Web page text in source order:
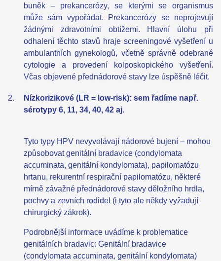
buněk – prekancerózy, se kterými se organismus
může sám vypořádat. Prekancerózy se neprojevují
žádnými zdravotními obtížemi. Hlavní úlohu při
odhalení těchto stavů hraje screeningové vyšetření u
ambulantních gynekologů, včetně správně odebrané
cytologie a provedení kolposkopického vyšetření.
Včas objevené přednádorové stavy lze úspěšně léčit.
Nízkorizikové (LR = low-risk): sem řadíme např.
sérotypy 6, 11, 34, 40, 42 aj.
Tyto typy HPV nevyvolávají nádorové bujení – mohou
způsobovat genitální bradavice (condylomata
accuminata, genitální kondylomata), papilomatózu
hrtanu, rekurentní respirační papilomatózu, některé
mírně závažné přednádorové stavy děložního hrdla,
pochvy a zevních rodidel (i tyto ale někdy vyžadují
chirurgický zákrok).
Podrobnější informace uvádíme k problematice
genitálních bradavic: Genitální bradavice
(condylomata accuminata, genitální kondylomata)